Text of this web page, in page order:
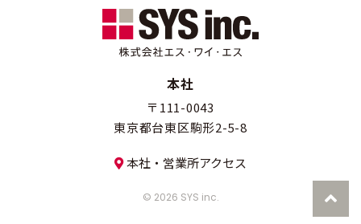
本社
〒111-0043
東京都台東区駒形2-5-8
本社・営業所アクセス
© 2026 SYS inc.